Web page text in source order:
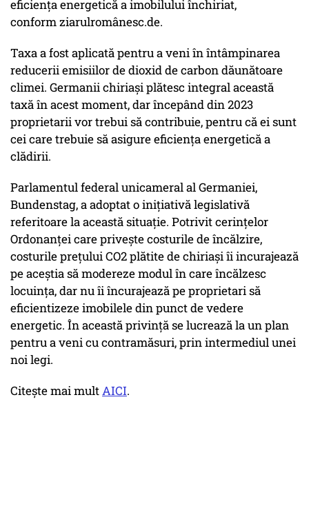
eficiența energetică a imobilului închiriat,
conform ziarulromânesc.de.
Taxa a fost aplicată pentru a veni în întâmpinarea
reducerii emisiilor de dioxid de carbon dăunătoare
climei. Germanii chiriași plătesc integral această
taxă în acest moment, dar începând din 2023
proprietarii vor trebui să contribuie, pentru că ei sunt
cei care trebuie să asigure eficiența energetică a
clădirii.
Parlamentul federal unicameral al Germaniei,
Bundenstag, a adoptat o inițiativă legislativă
referitoare la această situație. Potrivit cerințelor
Ordonanței care privește costurile de încălzire,
costurile prețului CO2 plătite de chiriași îi incurajează
pe aceștia să modereze modul în care încălzesc
locuința, dar nu îi încurajează pe proprietari să
eficientizeze imobilele din punct de vedere
energetic. În această privință se lucrează la un plan
pentru a veni cu contramăsuri, prin intermediul unei
noi legi.
Citește mai multAICI.